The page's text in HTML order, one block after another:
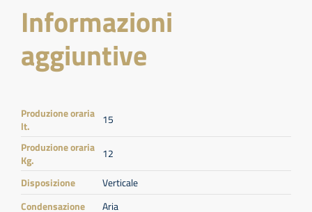
Informazioni
aggiuntive
Produzione oraria
lt.
15
Produzione oraria
Kg.
12
Disposizione
Verticale
Condensazione
Aria